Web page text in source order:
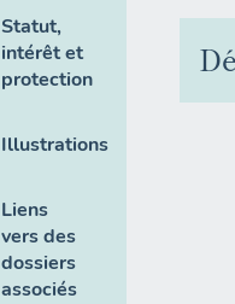
Statut,
intérêt et
protection
Illustrations
Liens
vers des
dossiers
associés